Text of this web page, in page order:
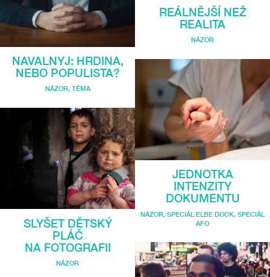
NAVALNYJ: HRDINA,
NEBO POPULISTA?
NÁZOR, TÉMA
SLYŠET DĚTSKÝ
PLÁČ
NA FOTOGRAFII
NÁZOR
REÁLNĚJŠÍ NEŽ
REALITA
NÁZOR
JEDNOTKA
INTENZITY
DOKUMENTU
NÁZOR SPECIÁL ELBE DOCK SPECIÁL
AFO